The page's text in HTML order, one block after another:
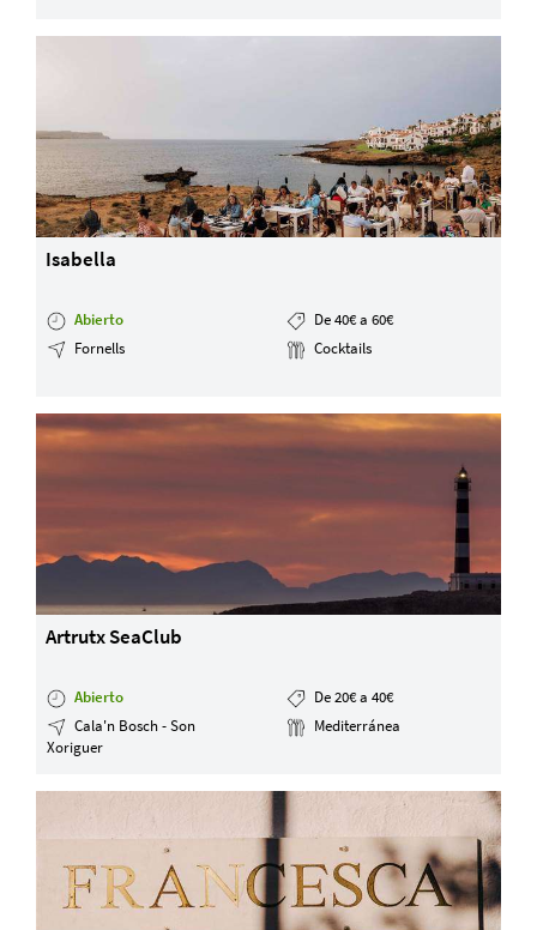
Isabella
Abierto
De 40€ a 60€
Fornells
Cocktails
Artrutx SeaClub
Abierto
De 20€ a 40€
Cala'n Bosch - Son
Xoriguer
Mediterránea